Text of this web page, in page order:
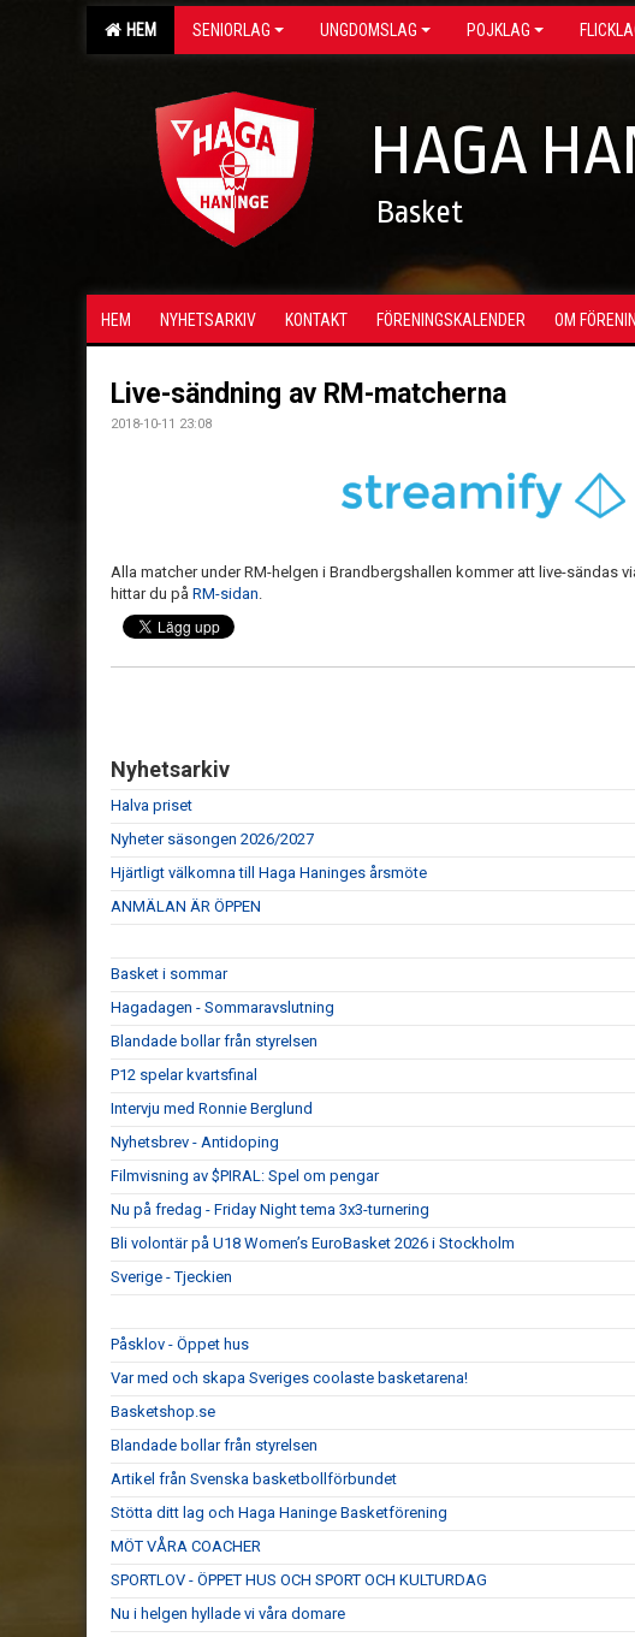
HEM SENIORLAG UNGDOMSLAG POJKLAG
HAGA
Basket
HEM NYHETSARKIV KONTAKT FÖRENINGSKALENDER OM
Live-sändning av RM-matcherna
2018-10-11 23:08
Alla matcher under RM-helgen i Brandbergshallen kommer att live-sändas
hittar du på RM-sidan.
Nyhetsarkiv
Halva priset
Nyheter säsongen 2026/2027
Hjärtligt välkomna till Haga Haninges årsmöte
ANMÄLAN ÄR ÖPPEN
Basket i sommar
Hagadagen - Sommaravslutning
Blandade bollar från styrelsen
P12 spelar kvartsfinal
Intervju med Ronnie Berglund
Nyhetsbrev - Antidoping
Filmvisning av $PIRAL: Spel om pengar
Nu på fredag - Friday Night tema 3x3-turnering
Bli volontär på U18 Women’s EuroBasket 2026 i Stockholm
Sverige - Tjeckien
Påsklov - Öppet hus
Var med och skapa Sveriges coolaste basketarena!
Basketshop.se
Blandade bollar från styrelsen
Artikel från Svenska basketbollförbundet
Stötta ditt lag och Haga Haninge Basketförening
MÖT VÅRA COACHER
SPORTLOV - ÖPPET HUS OCH SPORT OCH KULTURDAG
Nu i helgen hyllade vi våra domare